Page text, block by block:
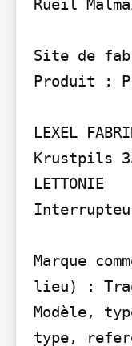
Rueil
Site de
Produit :
LEXEL
Krustpils
LETTONIE
Marque
lieu) :
Modèle,
type,